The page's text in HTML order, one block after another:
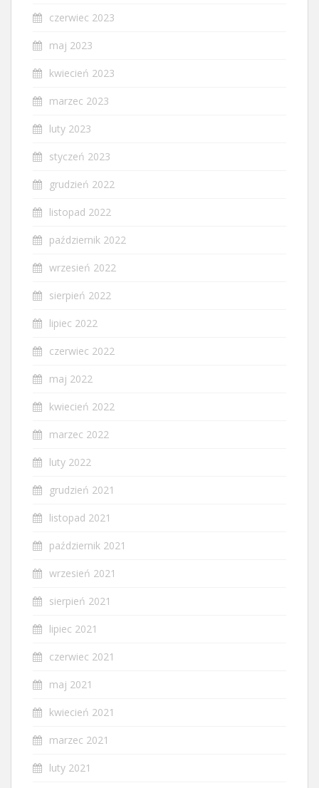
czerwiec 2023
maj 2023
kwiecień 2023
marzec 2023
luty 2023
styczeń 2023
grudzień 2022
listopad 2022
październik 2022
wrzesień 2022
sierpień 2022
lipiec 2022
czerwiec 2022
maj 2022
kwiecień 2022
marzec 2022
luty 2022
grudzień 2021
listopad 2021
październik 2021
wrzesień 2021
sierpień 2021
lipiec 2021
czerwiec 2021
maj 2021
kwiecień 2021
marzec 2021
luty 2021